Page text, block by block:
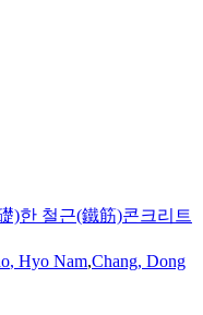
)한 철근(鐵筋)콘크리트
, Hyo Nam,Chang, Dong